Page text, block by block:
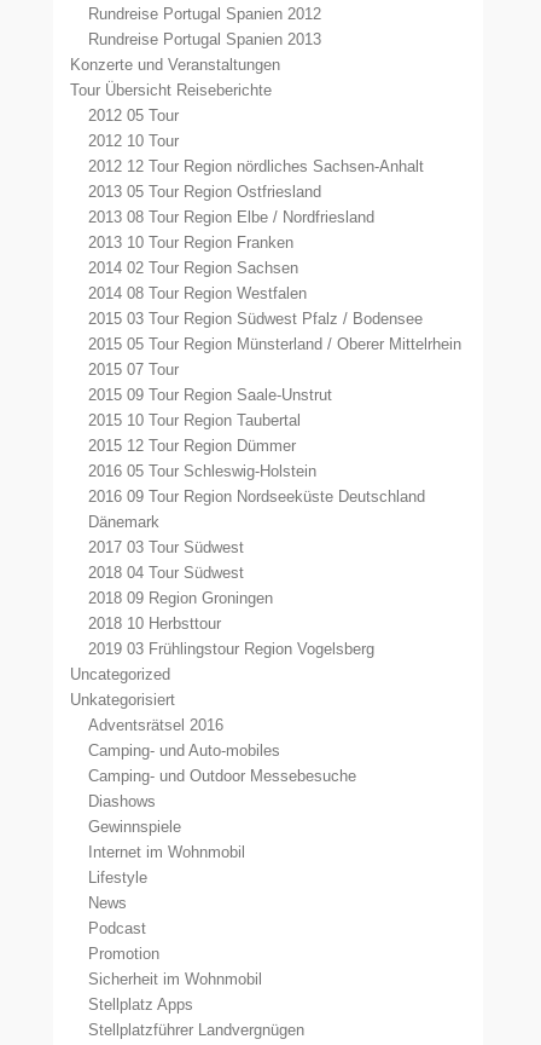
Rundreise Portugal Spanien 2012
Rundreise Portugal Spanien 2013
Konzerte und Veranstaltungen
Tour Übersicht Reiseberichte
2012 05 Tour
2012 10 Tour
2012 12 Tour Region nördliches Sachsen-Anhalt
2013 05 Tour Region Ostfriesland
2013 08 Tour Region Elbe / Nordfriesland
2013 10 Tour Region Franken
2014 02 Tour Region Sachsen
2014 08 Tour Region Westfalen
2015 03 Tour Region Südwest Pfalz / Bodensee
2015 05 Tour Region Münsterland / Oberer Mittelrhein
2015 07 Tour
2015 09 Tour Region Saale-Unstrut
2015 10 Tour Region Taubertal
2015 12 Tour Region Dümmer
2016 05 Tour Schleswig-Holstein
2016 09 Tour Region Nordseeküste Deutschland
Dänemark
2017 03 Tour Südwest
2018 04 Tour Südwest
2018 09 Region Groningen
2018 10 Herbsttour
2019 03 Frühlingstour Region Vogelsberg
Uncategorized
Unkategorisiert
Adventsrätsel 2016
Camping- und Auto-mobiles
Camping- und Outdoor Messebesuche
Diashows
Gewinnspiele
Internet im Wohnmobil
Lifestyle
News
Podcast
Promotion
Sicherheit im Wohnmobil
Stellplatz Apps
Stellplatzführer Landvergnügen